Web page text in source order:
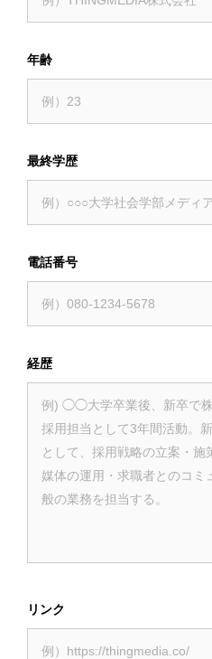
年齢
最終学歴
電話番号
経歴
リンク